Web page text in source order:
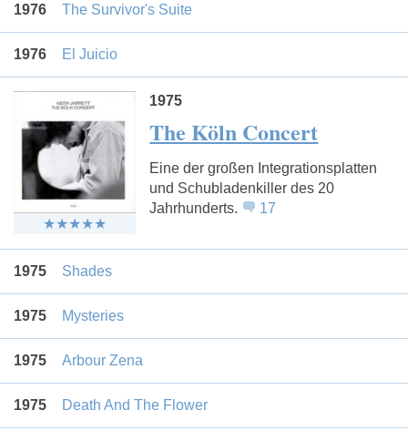
1976 The Survivor's Suite
1976 El Juicio
1975
The Köln Concert
Eine der großen Integrationsplatten
und Schubladenkiller des 20
Jahrhunderts.
17
1975 Shades
1975 Mysteries
1975 Arbour Zena
1975 Death And The Flower